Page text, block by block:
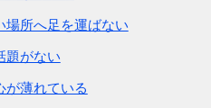
場所へ足を運ばない
題がない
が薄れている